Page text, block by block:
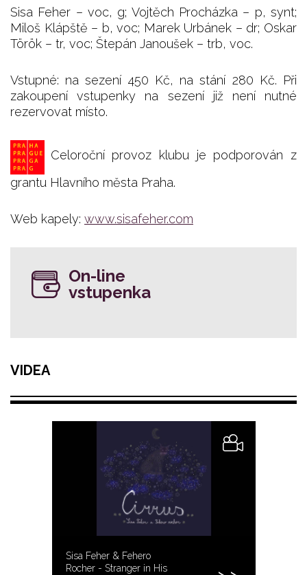
Sisa Feher – voc, g; Vojtěch Procházka – p, synt;
Miloš Klápště – b, voc; Marek Urbánek – dr; Oskar
Török – tr, voc; Štepán Janoušek – trb, voc.
Vstupné: na sezení 450 Kč, na stání 280 Kč. Při
zakoupení vstupenky na sezení již není nutné
rezervovat místo.
Celoroční provoz klubu je podporován z
grantu Hlavního města Praha.
Web kapely: www.sisafeher.com
On-line
vstupenka
VIDEA
Sisa Feher & Fehero
Rocher - Stranger in His